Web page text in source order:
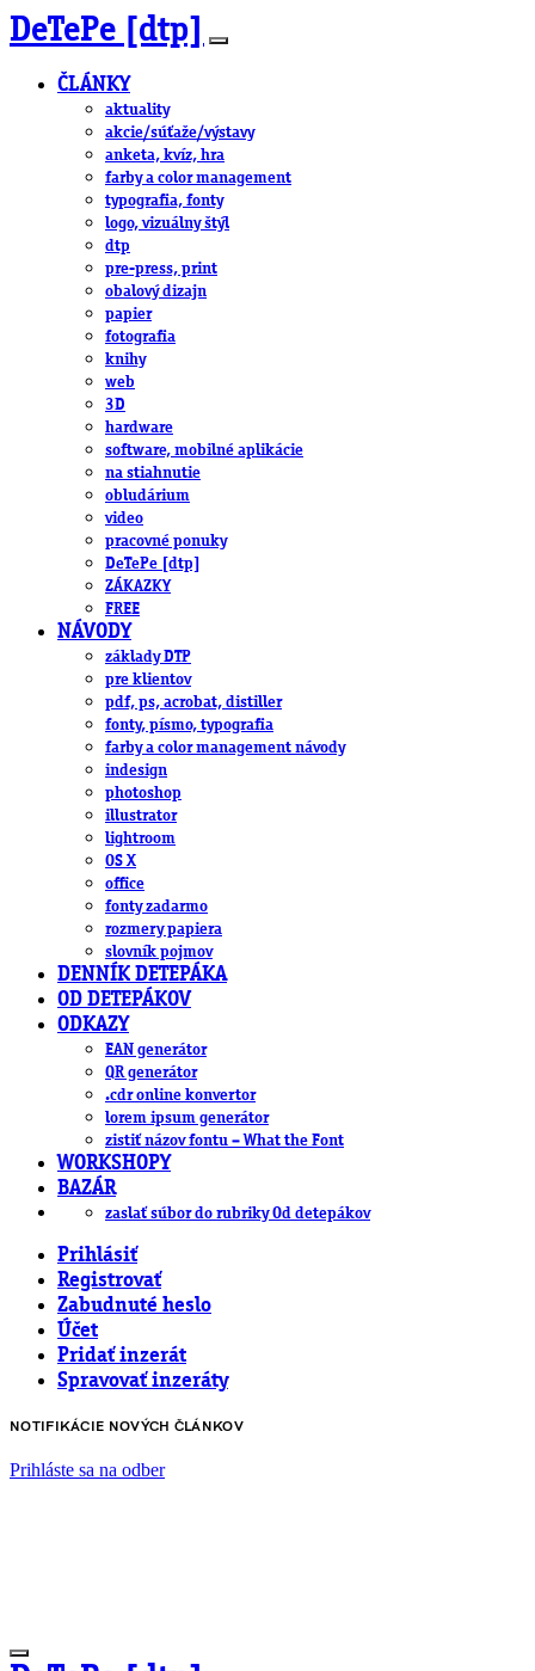
DeTePe [dtp]
ČLÁNKY
aktuality
akcie/súťaže/výstavy
anketa, kvíz, hra
farby a color management
typografia, fonty
logo, vizuálny štýl
dtp
pre-press, print
obalový dizajn
papier
fotografia
knihy
web
3D
hardware
software, mobilné aplikácie
na stiahnutie
obludárium
video
pracovné ponuky
DeTePe [dtp]
ZÁKAZKY
FREE
NÁVODY
základy DTP
pre klientov
pdf, ps, acrobat, distiller
fonty, písmo, typografia
farby a color management návody
indesign
photoshop
illustrator
lightroom
OS X
office
fonty zadarmo
rozmery papiera
slovník pojmov
DENNÍK DETEPÁKA
OD DETEPÁKOV
ODKAZY
EAN generátor
QR generátor
.cdr online konvertor
lorem ipsum generátor
zistiť názov fontu – What the Font
WORKSHOPY
BAZÁR
zaslať súbor do rubriky Od detepákov
Prihlásiť
Registrovať
Zabudnuté heslo
Účet
Pridať inzerát
Spravovať inzeráty
NOTIFIKÁCIE NOVÝCH ČLÁNKOV
Prihláste sa na odber